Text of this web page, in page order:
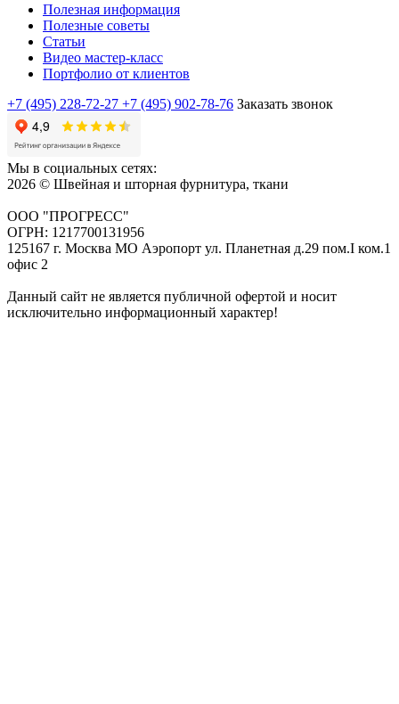
Полезная информация
Полезные советы
Статьи
Видео мастер-класс
Портфолио от клиентов
+7 (495) 228-72-27 +7 (495) 902-78-76 Заказать звонок
Мы в социальных сетях:
2026 © Швейная и шторная фурнитура, ткани
ООО "ПРОГРЕСС"
ОГРН: 1217700131956
125167 г. Москва МО Аэропорт ул. Планетная д.29 пом.I ком.1
офис 2
Данный сайт не является публичной офертой и носит
исключительно информационный характер!